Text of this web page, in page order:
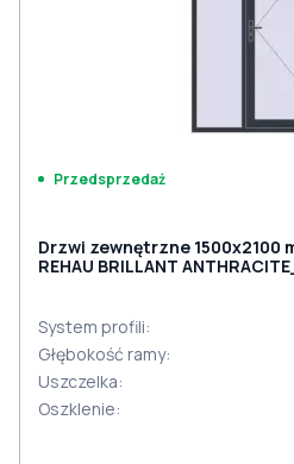
Przedsprzedaż
Drzwi zewnętrzne 1500x2100
REHAU BRILLANT
System profili:
Głębokość ramy:
Uszczelka:
Oszklenie: